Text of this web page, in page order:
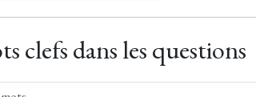
clefs dans les questions